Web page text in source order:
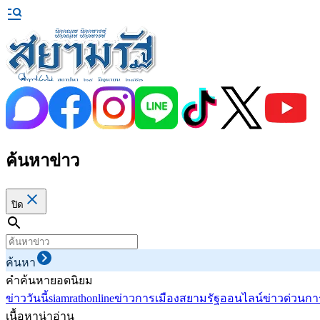
ค้นหาข่าว
ปิด
ค้นหา
คำค้นหายอดนิยม
ข่าววันนี้siamrathonlineข่าวการเมืองสยามรัฐออนไลน์ข่าวด่วนก
เนื้อหาน่าอ่าน